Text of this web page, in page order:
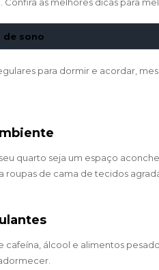
de sono
para dormir e acordar,
quarto seja um espaço
roupas de cama de tecidos
cafeína, álcool e alimentos